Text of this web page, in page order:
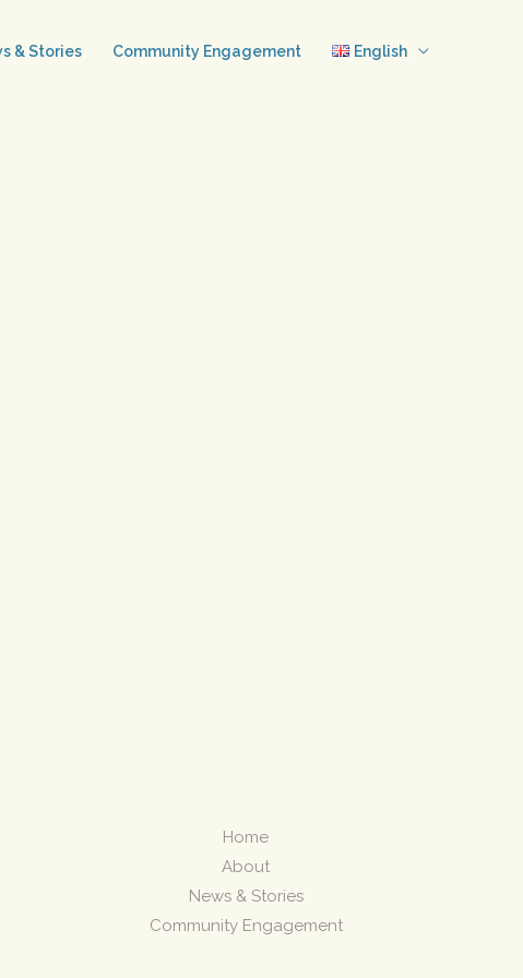
& Stories Community Engagement English
Home
About
News & Stories
Community Engagement